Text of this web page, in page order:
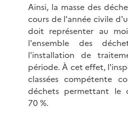
Ainsi, la masse des
cours de l'année civile
doit représenter au
l'ensemble des
l'installation de
période. À cet effet,
classées compétente
déchets permettant
70 %.